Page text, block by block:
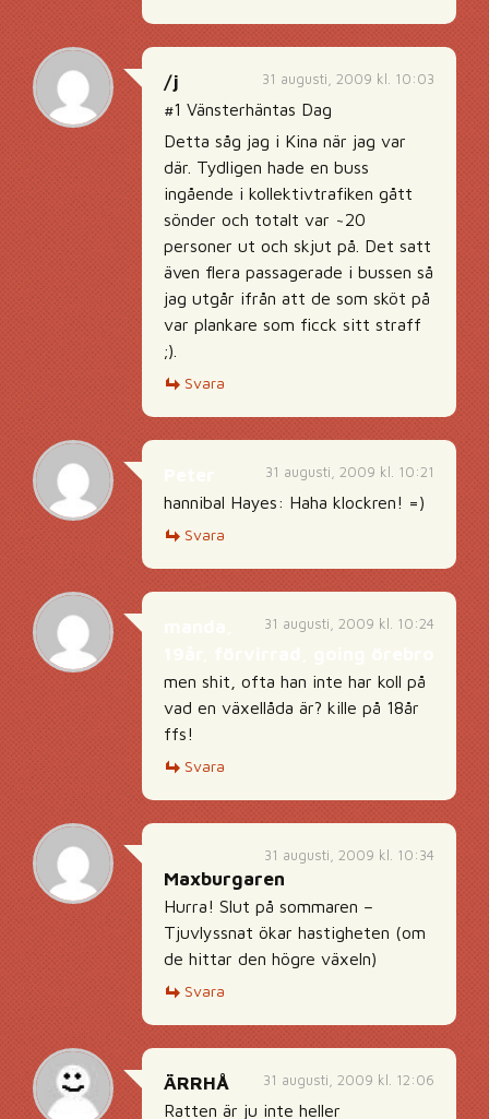
31 augusti, 2009 kl. 10:03
/j
#1 Vänsterhäntas Dag
Detta såg jag i Kina när jag var
där. Tydligen hade en buss
ingående i kollektivtrafiken gått
sönder och totalt var ~20
personer ut och skjut på. Det satt
även flera passagerade i bussen så
jag utgår ifrån att de som sköt på
var plankare som ficck sitt straff
;).
Svara
31 augusti, 2009 kl. 10:21
hannibal Hayes: Haha klockren! =)
Svara
31 augusti, 2009 kl. 10:24
men shit, ofta han inte har koll på
vad en växellåda är? kille på 18år
ffs!
Svara
31 augusti, 2009 kl. 10:34
Maxburgaren
Hurra! Slut på sommaren –
Tjuvlyssnat ökar hastigheten (om
de hittar den högre växeln)
Svara
31 augusti, 2009 kl. 12:06
ÄRRHÅ
Ratten är ju inte heller